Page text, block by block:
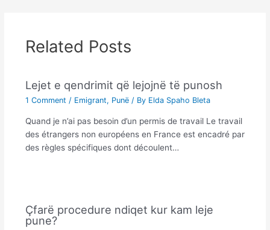
Related Posts
Lejet e qendrimit që lejojnë të punosh
1 Comment / Emigrant, Punë/ By Elda Spaho Bleta
Quand je n’ai pas besoin d’un permis de travail Le travail
des étrangers non européens en France est encadré par
des règles spécifiques dont découlent…
Çfarë procedure ndiqet kur kam leje
pune?